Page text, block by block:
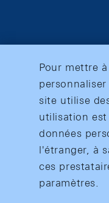
Pour mettre
site utilise
utilisation est
données
l'étranger, à
ces
paramètres.